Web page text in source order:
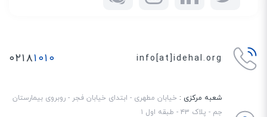
info[at]idehal.org ۰۲۱۸۱۰۱۰
شعبه مرکزی : خیابان مطهری - ابتدای خیابان فجر - روبروی بیمارستان
جم - پلاک ۴۳ - طبقه اول ۱